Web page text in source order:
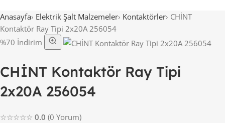
Anasayfa› Elektrik Şalt Malzemeler› Kontaktörler› CHİNT
Kontaktör Ray Tipi 2x20A 256054
%70 İndirim
CHİNT Kontaktör Ray Tipi
2x20A 256054
☆☆☆☆☆ 0.0 (0 Yorum)